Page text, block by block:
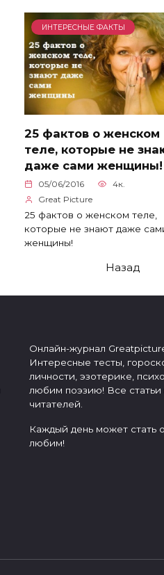
ИНТЕРЕСНЫЕ ФАКТЫ
25 фактов о женском
теле, которые не
даже сами женщины!
05/06/2016
4к.
Great Picture
25 фактов о женском теле,
которые не знают даже
женщины!
Назад
Онлайн-журнал
Интересные тесты,
личности, эзотерике,
любим поэзию! Все
читателей.
Каждый день может стать
любим!